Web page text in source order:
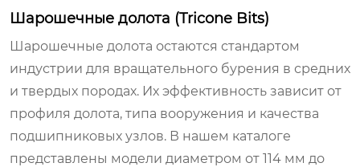
Шарошечные долота (Tricone Bits)
Шарошечные долота остаются стандартом
индустрии для вращательного бурения в средних
и твердых породах. Их эффективность зависит от
профиля долота, типа вооружения и качества
подшипниковых узлов. В нашем каталоге
представлены модели диаметром от 114 мм до